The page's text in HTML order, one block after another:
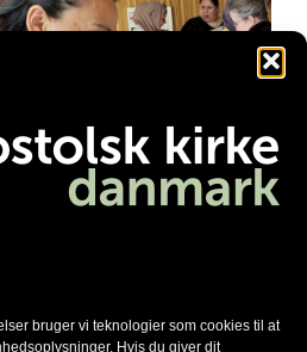
bruger vi teknologier som cookies til at
Hvis du giver dit
en forskel